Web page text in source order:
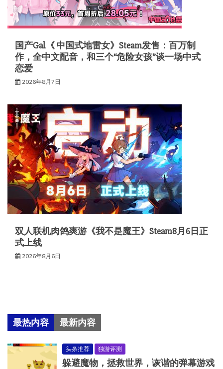
国产Gal《 中国式地雷女》Steam发售：百万制
作，全中文配音，和三个“危险女孩”谈一场中式
恋爱
2026年8月7日
双人联机肉鸽爽游《我不是魔王》Steam8月6日正
式上线
2026年8月6日
最热内容 最新内容
头条推荐 独游评测
躲避魔物，拯救世界，诙谐的弹幕游戏